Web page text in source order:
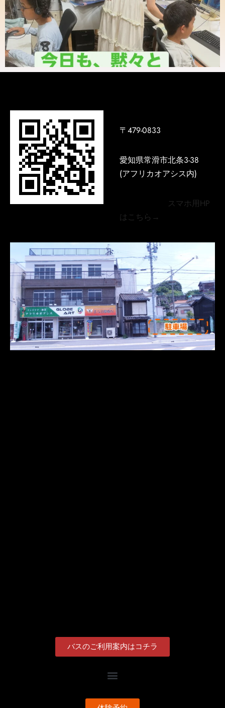
〒479-0833
愛知県常滑市北条3-38
(アフリカオアシス内)
スマホ用HP
はこちら→
バスのご利用案内はコチラ